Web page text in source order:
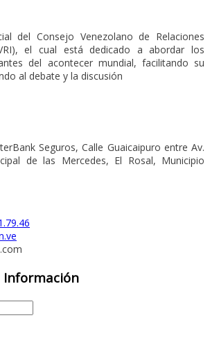
del Consejo Venezolano de Relaciones
el cual está dedicado a abordar los
del acontecer mundial, facilitando su
al debate y la discusión
Seguros, Calle Guaicaipuro entre Av.
de las Mercedes, El Rosal, Municipio
Información